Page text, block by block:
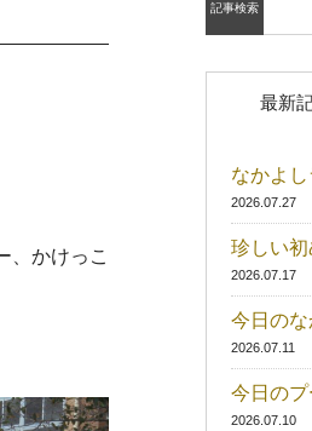
、かけっこ
記事検索
最新
なかよ
2026.07.27
珍しい初
2026.07.17
今日の
2026.07.11
今日の
2026.07.10